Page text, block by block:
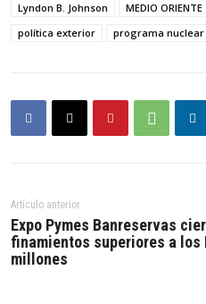
Lyndon B. Johnson
MEDIO ORIENTE
política exterior
programa nuclear
Artículo anterior
Expo Pymes Banreservas
finamientos superiores a los
millones